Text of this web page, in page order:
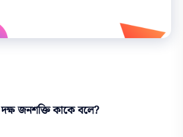
দক্ষ জনশক্তি কাকে বলে?